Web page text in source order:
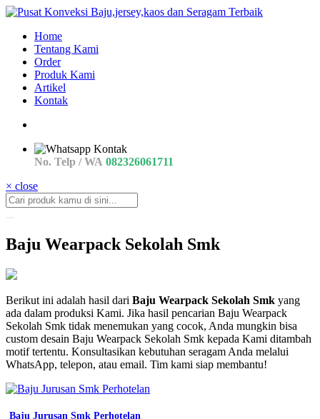
Home
Tentang Kami
Order
Produk Kami
Artikel
Kontak
No. Telp / WA 082326061711
× close
Baju Wearpack Sekolah Smk
jual
Harga
Wearpack
Sekolah
Smk
seragam
werpak
terusan
Berikut ini adalah hasil dari Baju Wearpack Sekolah Smk yang
ada dalam produksi Kami. Jika hasil pencarian Baju Wearpack
Sekolah Smk tidak menemukan yang cocok, Anda mungkin bisa
custom desain Baju Wearpack Sekolah Smk kepada Kami ditambah
motif tertentu. Konsultasikan kebutuhan seragam Anda melalui
WhatsApp, telepon, atau email. Tim kami siap membantu!
Baju Jurusan Smk Perhotelan